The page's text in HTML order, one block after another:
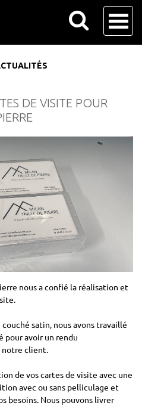
DE VISITE POUR
nous a confié la réalisation et
satin, nous avons travaillé
pour avoir un rendu
notre client.
de vos cartes de visite avec une
avec ou sans pelliculage et
besoins. Nous pouvons livrer